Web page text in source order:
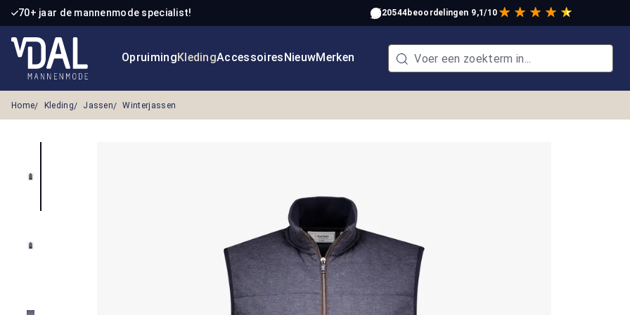
de hoofdinhoud
Ga naar de zoekopdracht
Ga naar de hoofdnavigatie
70+ jaar de mannenmode specialist! 20544beoordelingen 9,1/10
OpruimingKledingAccessoiresNieuwMerken
Home Kleding Jassen Winterjassen